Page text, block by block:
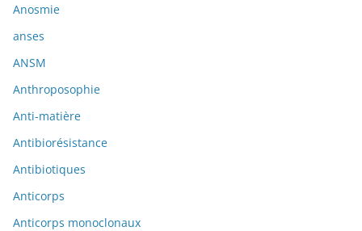
Anosmie
anses
ANSM
Anthroposophie
Anti-matière
Antibiorésistance
Antibiotiques
Anticorps
Anticorps monoclonaux